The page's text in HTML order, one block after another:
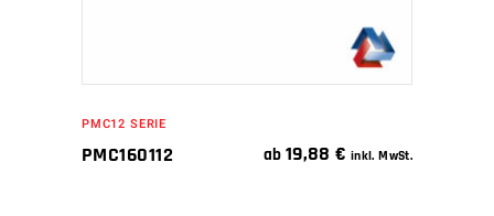
PMC12 SERIE
PMC160112 ab 19,88€ inkl. MwSt.